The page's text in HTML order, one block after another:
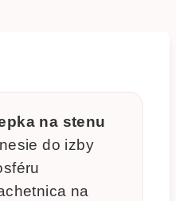
na stenu
do izby
na